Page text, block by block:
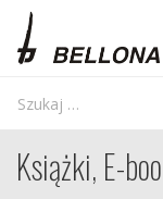
Książki, E-